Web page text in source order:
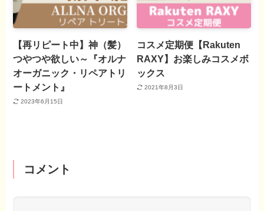
【再リピート中】神（髪）
つやつや欲しい～『オルナ
オーガニック・リペアトリ
ートメント』
2023年6月15日
コスメ定期便【Rakuten
RAXY】お楽しみコスメボ
ックス
2021年8月3日
コメント